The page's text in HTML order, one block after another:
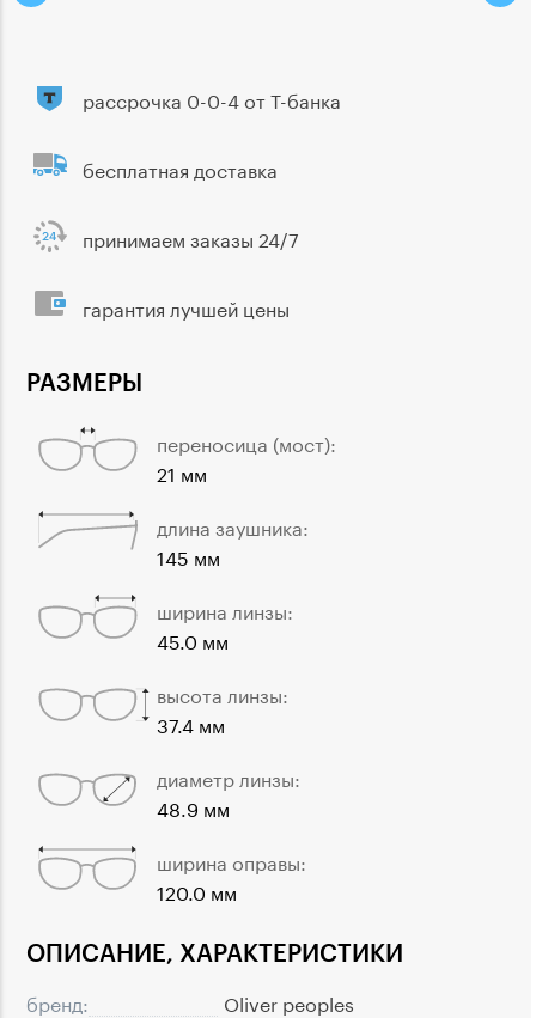
ОПИСАНИЕ, ХАРАКТЕРИСТИКИ
бренд:
Oliver peoples
РАЗМЕРЫ
переносица (мост):
21 мм
длина заушника:
145 мм
ширина линзы:
45.0 мм
высота линзы:
37.4 мм
диаметр линзы:
48.9 мм
ширина оправы:
120.0 мм
рассрочка 0-0-4 от Т-банка
бесплатная доставка
принимаем заказы 24/7
гарантия лучшей цены